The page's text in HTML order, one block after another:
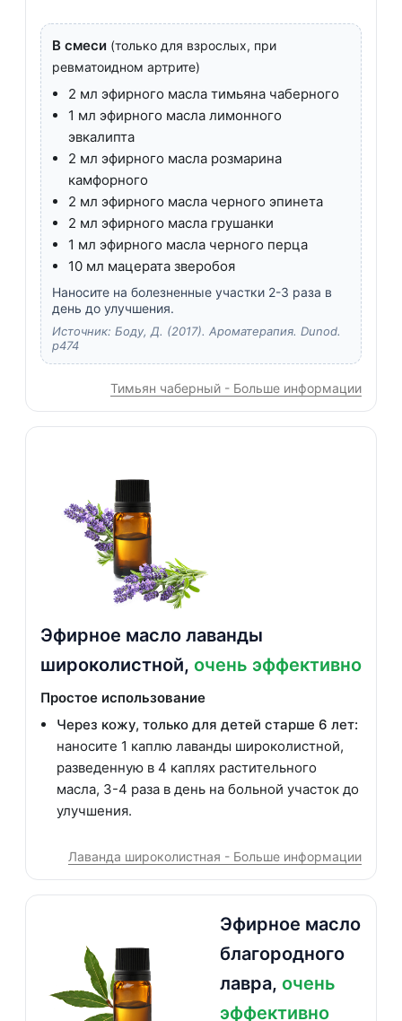
В смеси (только для взрослых, при
ревматоидном артрите)
2 мл эфирного масла тимьяна чаберного
1 мл эфирного масла лимонного
эвкалипта
2 мл эфирного масла розмарина
камфорного
2 мл эфирного масла черного эпинета
2 мл эфирного масла грушанки
1 мл эфирного масла черного перца
10 мл мацерата зверобоя
Наносите на болезненные участки 2-3 раза в
день до улучшения.
Источник: Боду, Д. (2017). Ароматерапия. Dunod.
p474
Тимьян чаберный - Больше информации
Эфирное масло лаванды
широколистной, очень эффективно
Простое использование
Через кожу, только для детей старше 6 лет:
наносите 1 каплю лаванды широколистной,
разведенную в 4 каплях растительного
масла, 3-4 раза в день на больной участок до
улучшения.
Лаванда широколистная - Больше информации
Эфирное масло
благородного
лавра, очень
эффективно